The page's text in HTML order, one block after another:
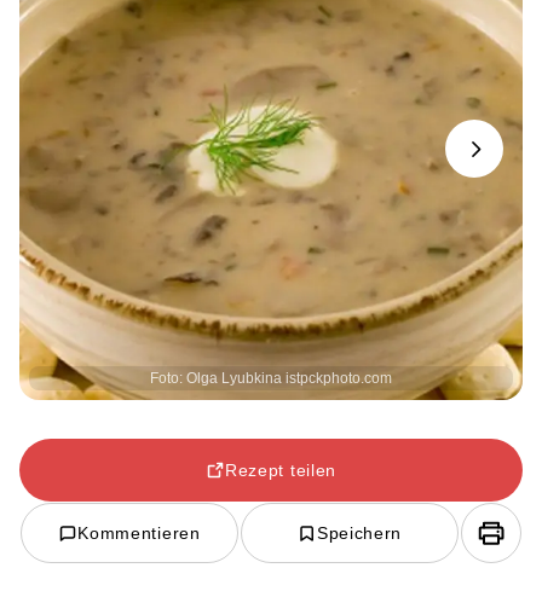
Foto: Olga Lyubkina istpckphoto.com
Next
Rezept teilen
Kommentieren Speichern